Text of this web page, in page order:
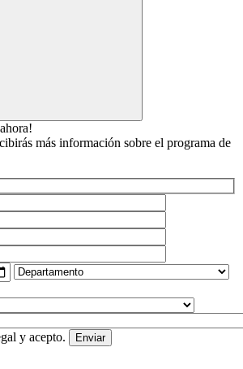
más información sobre el programa de
y acepto.